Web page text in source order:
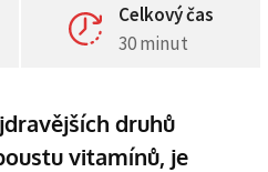
Celkový čas
30 minut
druhů
vitamínů, je